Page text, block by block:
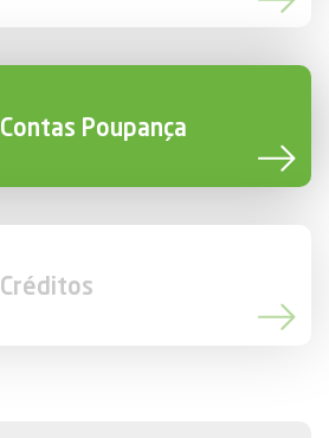
Contas Poupança
Créditos